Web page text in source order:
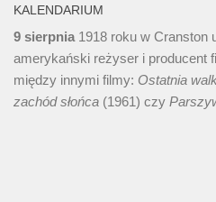
KALENDARIUM
9 sierpnia 1918 roku w Cranston
amerykański reżyser i producent
między innymi filmy: Ostatnia
zachód słońca (1961) czy